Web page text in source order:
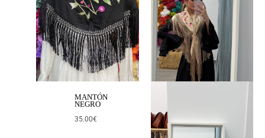
MANTÓN
NEGRO
35.00€